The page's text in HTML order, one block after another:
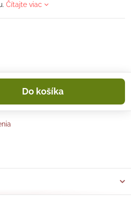
Čítajte viac
Do košíka